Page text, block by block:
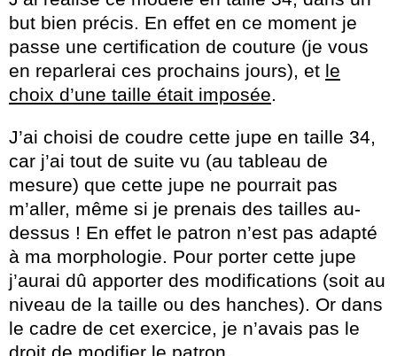
but bien précis. En effet en ce moment je
passe une certification de couture (je vous
en reparlerai ces prochains jours), et le
choix d’une taille était imposée.
J’ai choisi de coudre cette jupe en taille 34,
car j’ai tout de suite vu (au tableau de
mesure) que cette jupe ne pourrait pas
m’aller, même si je prenais des tailles au-
dessus ! En effet le patron n’est pas adapté
à ma morphologie. Pour porter cette jupe
j’aurai dû apporter des modifications (soit au
niveau de la taille ou des hanches). Or dans
le cadre de cet exercice, je n’avais pas le